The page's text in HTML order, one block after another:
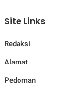
Site Links
Redaksi
Alamat
Pedoman